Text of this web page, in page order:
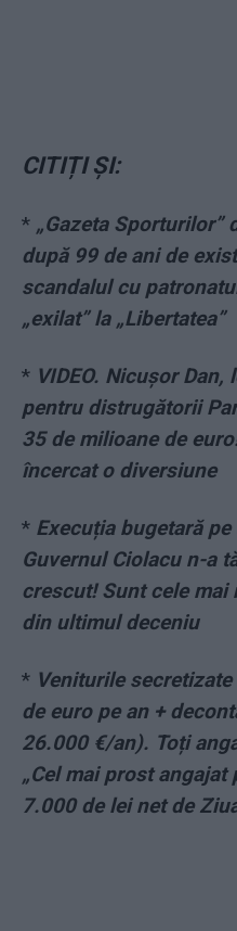
CITIȚI ȘI:
* „Gazeta Sporturilor”
după 99 de ani de
scandalul cu
„exilat” la „Libertatea”
* VIDEO. Nicușor
pentru distrugătorii
35 de milioane de
încercat o diversiune
* Execuția bugetară
Guvernul Ciolacu n-a
crescut! Sunt cele
din ultimul deceniu
* Veniturile
de euro pe an +
26.000 €/an). Toți
„Cel mai prost
7.000 de lei net de